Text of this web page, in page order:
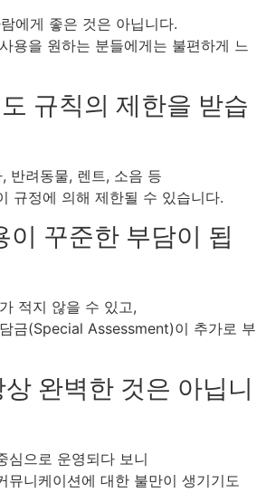
에게 좋은 것은 아닙니다.
용을 원하는 분들에게는 불편하게 느
규칙의 제한을 받습
반려동물, 렌트, 소음 등
규정에 의해 제한될 수 있습니다.
이 꾸준한 부담이 됩
적지 않을 수 있고,
금(Special Assessment)이 추가로 부
완벽한 것은 아닙니
심으로 운영되다 보니
뮤니케이션에 대한 불만이 생기기도